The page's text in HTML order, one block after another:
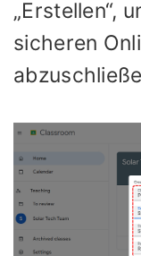
„Erstellen“,
sicheren